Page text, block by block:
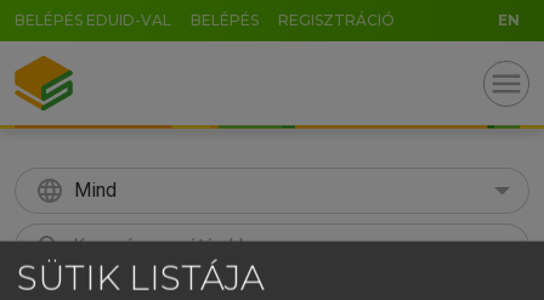
BELÉPÉS EDUID-VAL BELÉPÉS REGISZTRÁCIÓ EN
menu
language Mind
search
SÜTIK LISTÁJA
GR